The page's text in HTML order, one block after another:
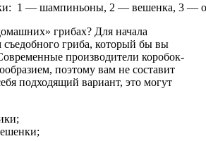
1 — шампиньоны, 2 — вешенка, 3 —
грибах? Для начала
съедобного гриба, который бы вы
производители коробок-
поэтому вам не составит
подходящий вариант, это могут